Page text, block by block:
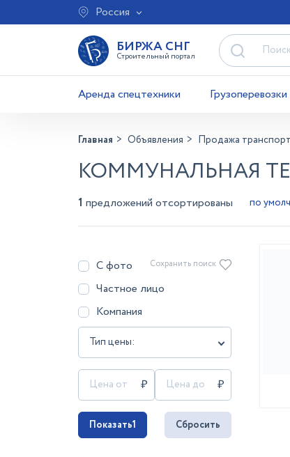
Россия
БИРЖА СНГ
Строительный портал
Аренда спецтехники Грузоперевозки
Главная Объявления Продажа
КОММУНАЛЬНАЯ
1 предложений отсортированы
С фото
Частное лицо
Компания
Тип цены:
Сохранить поиск
Показать1 Сбросить